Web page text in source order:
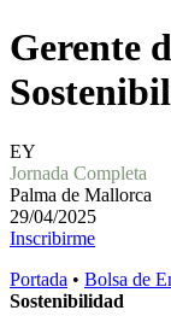
Gerente
EY
Jornada Completa
Palma de Mallorca
29/04/2025
Inscribirme
Portada • Bolsa de
Sostenibilidad